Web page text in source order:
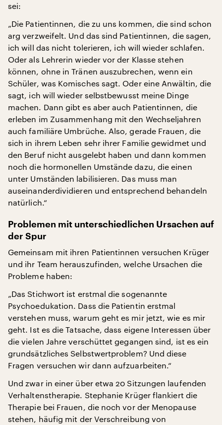
sei:
„Die Patientinnen, die zu uns kommen, die sind schon
arg verzweifelt. Und das sind Patientinnen, die sagen,
ich will das nicht tolerieren, ich will wieder schlafen.
Oder als Lehrerin wieder vor der Klasse stehen
können, ohne in Tränen auszubrechen, wenn ein
Schüler, was Komisches sagt. Oder eine Anwältin, die
sagt, ich will wieder selbstbewusst meine Dinge
machen. Dann gibt es aber auch Patientinnen, die
erleben im Zusammenhang mit den Wechseljahren
auch familiäre Umbrüche. Also, gerade Frauen, die
sich in ihrem Leben sehr ihrer Familie gewidmet und
den Beruf nicht ausgelebt haben und dann kommen
noch die hormonellen Umstände dazu, die einen
unter Umständen labilisieren. Das muss man
auseinanderdividieren und entsprechend behandeln
natürlich.“
Problemen mit unterschiedlichen Ursachen auf
der Spur
Gemeinsam mit ihren Patientinnen versuchen Krüger
und ihr Team herauszufinden, welche Ursachen die
Probleme haben:
„Das Stichwort ist erstmal die sogenannte
Psychoedukation. Dass die Patientin erstmal
verstehen muss, warum geht es mir jetzt, wie es mir
geht. Ist es die Tatsache, dass eigene Interessen über
die vielen Jahre verschüttet gegangen sind, ist es ein
grundsätzliches Selbstwertproblem? Und diese
Fragen versuchen wir dann aufzuarbeiten.“
Und zwar in einer über etwa 20 Sitzungen laufenden
Verhaltenstherapie. Stephanie Krüger flankiert die
Therapie bei Frauen, die noch vor der Menopause
stehen, häufig mit der Verschreibung von